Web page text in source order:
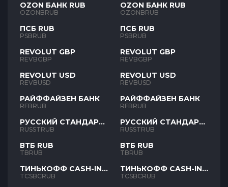
OZON БАНК RUB
OZONBRUB
ПСБ RUB
PSBRUB
REVOLUT GBP
REVBGBP
REVOLUT USD
REVBUSD
РАЙФФАЙЗЕН БАНК
RFBRUB
РУССКИЙ СТАНДАРТ
RUB
RUSSTRUB
ВТБ RUB
TBRUB
ТИНЬКОФФ CASH-IN
RUB
TCSBCRUB
OZON БАНК RUB
OZONBRUB
ПСБ RUB
PSBRUB
REVOLUT GBP
REVBGBP
REVOLUT USD
REVBUSD
РАЙФФАЙЗЕН БАНК
RFBRUB
РУССКИЙ СТАНДАРТ
RUB
RUSSTRUB
ВТБ RUB
TBRUB
ТИНЬКОФФ CASH-IN
RUB
TCSBCRUB